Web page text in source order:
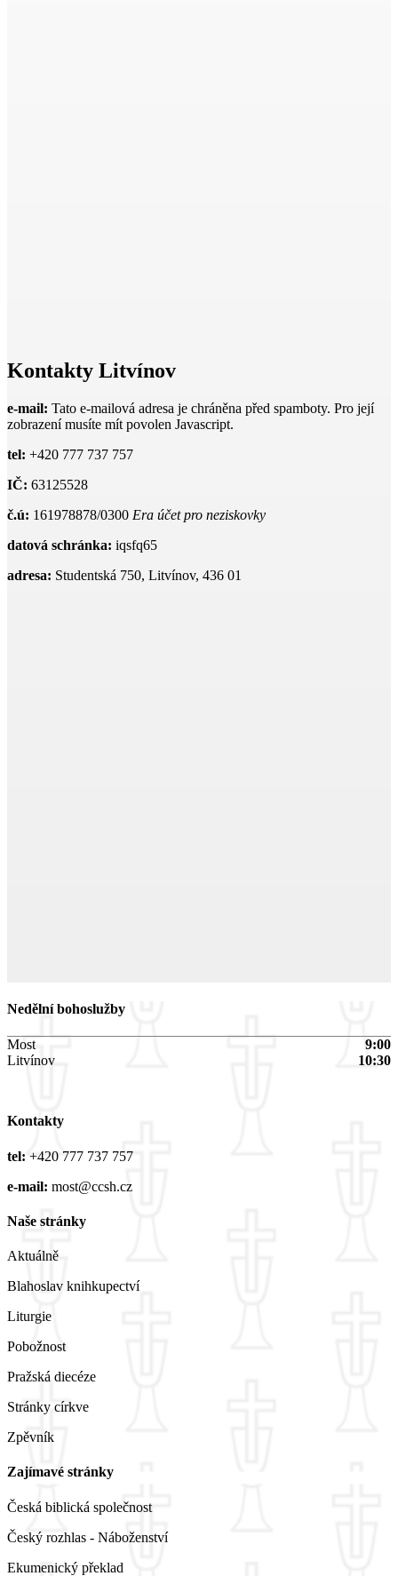
Kontakty Litvínov
e-mail: Tato e-mailová adresa je chráněna před spamboty. Pro její
zobrazení musíte mít povolen Javascript.
tel: +420 777 737 757
IČ: 63125528
č.ú: 161978878/0300 Era účet pro neziskovky
datová schránka: iqsfq65
adresa: Studentská 750, Litvínov, 436 01
Nedělní bohoslužby
Most
9:00
Litvínov
10:30
Kontakty
tel: +420 777 737 757
e-mail: most@ccsh.cz
Naše stránky
Aktuálně
Blahoslav knihkupectví
Liturgie
Pobožnost
Pražská diecéze
Stránky církve
Zpěvník
Zajímavé stránky
Česká biblická společnost
Český rozhlas - Náboženství
Ekumenický překlad